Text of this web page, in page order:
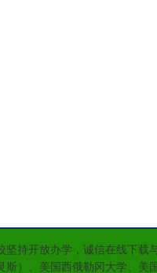
坚持开放办学，诚信在线下载
斯）、美国西俄勒冈大学、